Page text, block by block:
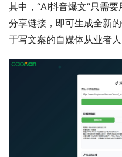
其中，“AI抖音爆文”只需
分享链接，即可生成全新
于写文案的自媒体从业者